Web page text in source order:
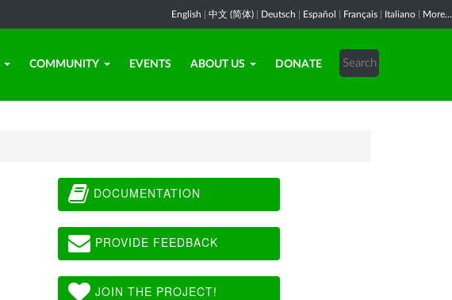
English 中文 (简体) Deutsch Español Français Italiano More...
COMMUNITY EVENTS ABOUT US DONATE
DOCUMENTATION
PROVIDE FEEDBACK
JOIN THE PROJECT!